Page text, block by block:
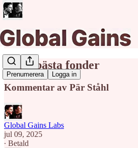
Prenumerera Logga in
Årets bästa fonder
Kommentar av Pär Ståhl
Global Gains Labs
jul 09, 2025
∙ Betald